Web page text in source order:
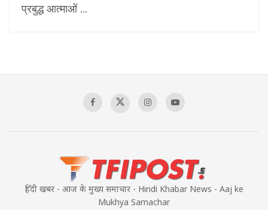
प्रबुद्ध आत्माओं ...
हिंदी खबर - आज के मुख्य समाचार - Hindi Khabar News - Aaj ke
Mukhya Samachar